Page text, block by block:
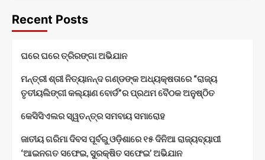
Recent Posts
ଘରେ ଘରେ ତ୍ରିରଙ୍ଗା ଅଭିଯାନ
ମନ୍ତ୍ରୀ ଶ୍ରୀ ନିତ୍ୟାନନ୍ଦ ଗଣ୍ଡଙ୍କ ଅଧ୍ୟକ୍ଷତାରେ “ରାଜ୍ୟ
ତୃତୀୟଲିଙ୍ଗୀ କଲ୍ୟାଣ ବୋର୍ଡ”ର ପ୍ରଥମ ବୈଠକ ଅନୁଷ୍ଠିତ
କେସିସିଏଲର ସ୍ୱତନ୍ତ୍ର ସମବାୟ ସମାରୋହ
ଜାତୀୟ ଗରିମା ଦିବସ ପୂର୍ବରୁ ଓଡ଼ିଶାରେ ୧୫ ଦିନିଆ ରାଜ୍ୟବ୍ୟାପୀ
‘ଆଇନଗତ ସଫେଇ, ସୁରକ୍ଷିତ ସଫେଇ’ ଅଭିଯାନ